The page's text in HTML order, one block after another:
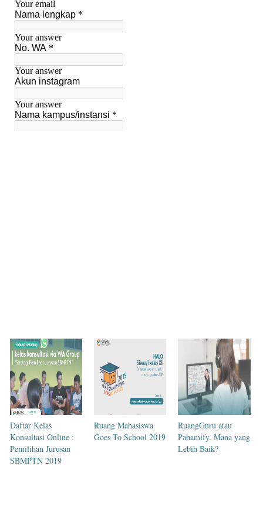
Daftar Kelas
Konsultasi Online :
Pemilihan Jurusan
SBMPTN 2019
Ruang Mahasiswa
Goes To School 2019
RuangGuru atau
Pahamify. Mana yang
Lebih Baik?